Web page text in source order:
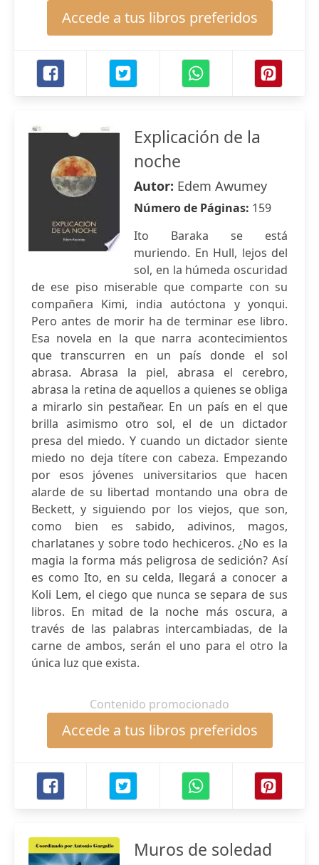
Accede a tus libros preferidos
Explicación de la
noche
Autor: Edem Awumey
Número de Páginas: 159
Ito Baraka se está
muriendo. En Hull, lejos del
sol, en la húmeda oscuridad
de ese piso miserable que comparte con su
compañera Kimi, india autóctona y yonqui.
Pero antes de morir ha de terminar ese libro.
Esa novela en la que narra acontecimientos
que transcurren en un país donde el sol
abrasa. Abrasa la piel, abrasa el cerebro,
abrasa la retina de aquellos a quienes se obliga
a mirarlo sin pestañear. En un país en el que
brilla asimismo otro sol, el de un dictador
presa del miedo. Y cuando un dictador siente
miedo no deja títere con cabeza. Empezando
por esos jóvenes universitarios que hacen
alarde de su libertad montando una obra de
Beckett, y siguiendo por los viejos, que son,
como bien es sabido, adivinos, magos,
charlatanes y sobre todo hechiceros. ¿No es la
magia la forma más peligrosa de sedición? Así
es como Ito, en su celda, llegará a conocer a
Koli Lem, el ciego que nunca se separa de sus
libros. En mitad de la noche más oscura, a
través de las palabras intercambiadas, de la
carne de ambos, serán el uno para el otro la
única luz que exista.
Contenido promocionado
Accede a tus libros preferidos
Muros de soledad